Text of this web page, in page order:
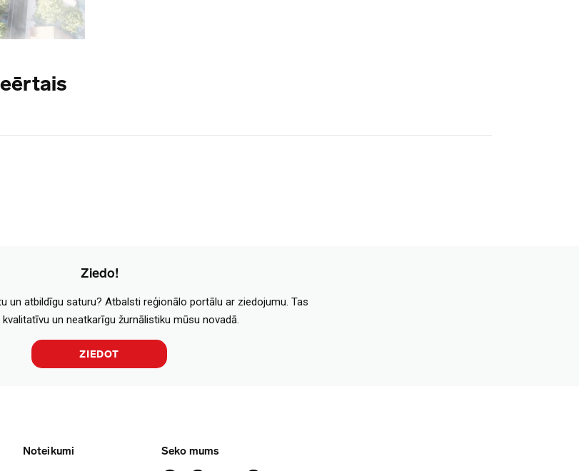
Ziedo!
un atbildīgu saturu? Atbalsti reģionālo portālu ar ziedojumu. Tas
un neatkarīgu žurnālistiku mūsu novadā.
ZIEDOT
Noteikumi Seko mums